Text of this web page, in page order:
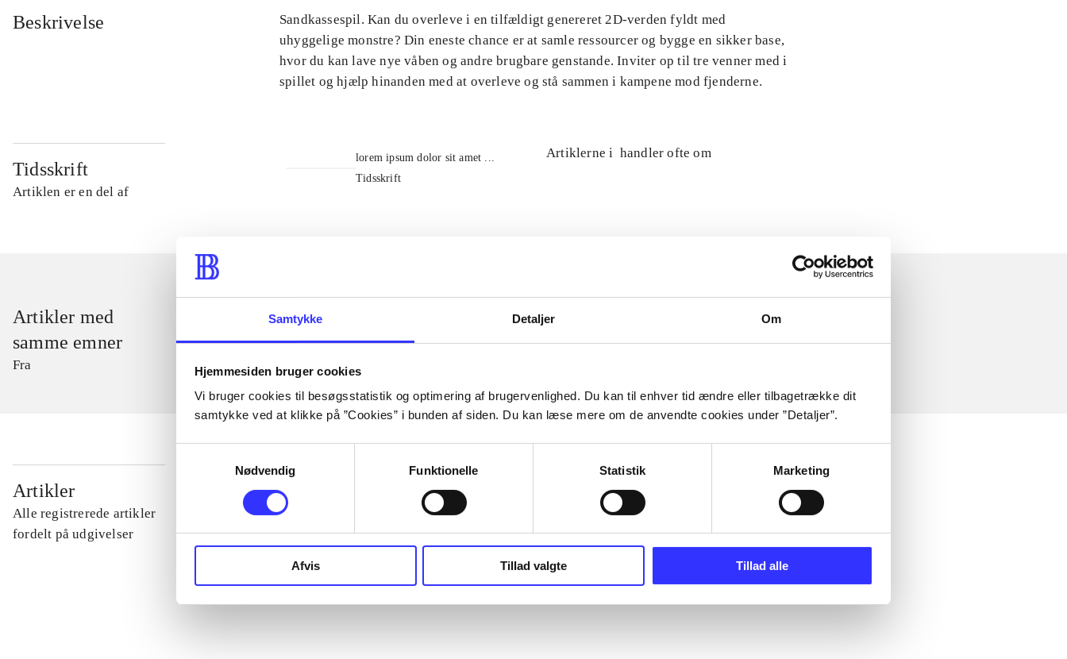
Samtykke Detaljer Om
Hjemmesiden bruger cookies
Vi bruger cookies til besøgsstatistik og optimering af brugervenlighed. Du kan til enhver tid ændre eller tilbagetrække dit
samtykke ved at klikke på ”Cookies” i bunden af siden. Du kan læse mere om de anvendte cookies under ”Detaljer”.
Nødvendig
Funktionelle Statistik Marketing
Afvis Tillad valgte Tillad alle
Beskrivelse
Sandkassespil. Kan du overleve i en tilfældigt genereret 2D-verden fyldt med
uhyggelige monstre? Din eneste chance er at samle ressourcer og bygge en sikker base,
hvor du kan lave nye våben og andre brugbare genstande. Inviter op til tre venner med i
spillet og hjælp hinanden med at overleve og stå sammen i kampene mod fjenderne.
Tidsskrift
Artiklen er en del af
lorem ipsum dolor sit amet ...
Tidsskrift
Artiklerne i handler ofte om
Artikler med
samme emner
Fra
Artikler
Alle registrerede artikler
fordelt på udgivelser
...
...
...